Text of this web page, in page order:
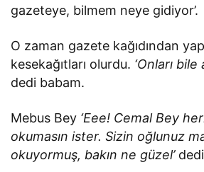
gazeteye, bilmem neye gidiyor’.
O zaman gazete kağıdından
kesekağıtları olurdu. ‘Onları bile
dedi babam.
Mebus Bey ‘Eee! Cemal Bey
okumasın ister. Sizin oğlunuz
okuyormuş, bakın ne güzel’